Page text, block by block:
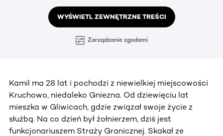
WYŚWIETL ZEWNĘTRZNE TREŚCI
Zarządzanie zgodami
Kamil ma 28 lat i pochodzi z niewielkiej miejscowości
Kruchowo, niedaleko Gniezna. Od dziewięciu lat
mieszka w Gliwicach, gdzie związał swoje życie z
służbą. Na co dzień był żołnierzem, dziś jest
funkcjonariuszem Straży Granicznej. Skakał ze